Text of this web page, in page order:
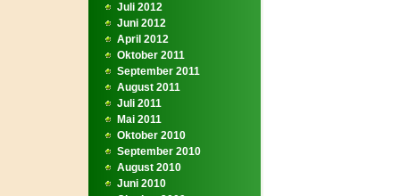
Juli 2012
Juni 2012
April 2012
Oktober 2011
September 2011
August 2011
Juli 2011
Mai 2011
Oktober 2010
September 2010
August 2010
Juni 2010